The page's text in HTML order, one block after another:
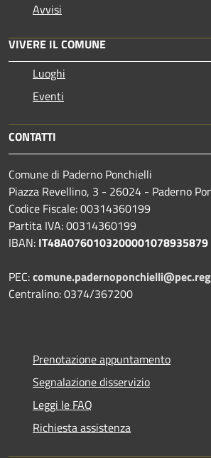
Avvisi
VIVERE IL COMUNE
Luoghi
Eventi
CONTATTI
Comune di Paderno Ponchielli
Piazza Revellino, 3 - 26024 - Paderno
Codice Fiscale: 00314360199
Partita IVA: 00314360199
IBAN: IT48A0760103200001078935879
PEC:
Centralino: 0374/367200
Prenotazione appuntamento
Segnalazione disservizio
Leggi le FAQ
Richiesta assistenza